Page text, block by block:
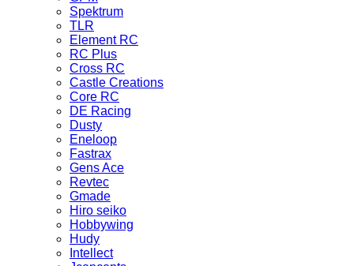
Spektrum
TLR
Element RC
RC Plus
Cross RC
Castle Creations
Core RC
DE Racing
Dusty
Eneloop
Fastrax
Gens Ace
Revtec
Gmade
Hiro seiko
Hobbywing
Hudy
Intellect